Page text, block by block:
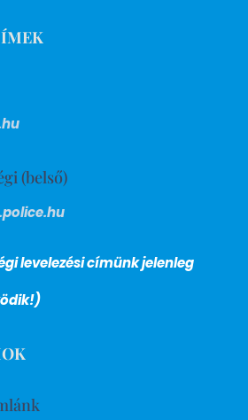
(belső)
levelezési címünk jelenleg